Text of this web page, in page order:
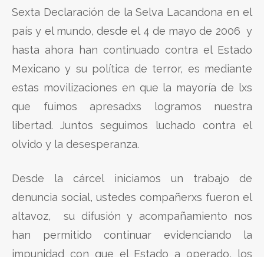
Sexta Declaración de la Selva Lacandona en el
país y el mundo, desde el 4 de mayo de 2006 y
hasta ahora han continuado contra el Estado
Mexicano y su política de terror, es mediante
estas movilizaciones en que la mayoría de lxs
que fuimos apresadxs logramos nuestra
libertad. Juntos seguimos luchado contra el
olvido y la desesperanza.
Desde la cárcel iniciamos un trabajo de
denuncia social, ustedes compañerxs fueron el
altavoz, su difusión y acompañamiento nos
han permitido continuar evidenciando la
impunidad con que el Estado a operado, los